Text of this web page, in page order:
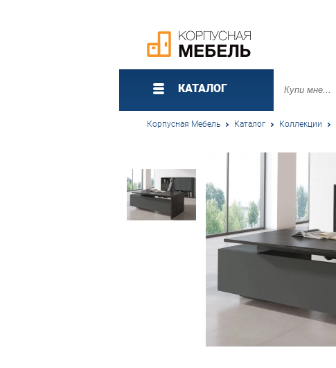
КАТАЛОГ
Корпусная Мебель Каталог Коллекции